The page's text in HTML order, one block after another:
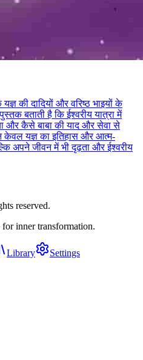
की दादियों और वरिष्ठ भाइयों के
बताती है कि ईश्वरीय यात्रा में
और कैसे बाबा की याद और सेवा से
केवल यज्ञ का इतिहास और आत्म-
अपने जीवन में भी दृढ़ता और ईश्वरीय
reserved.
inner transformation.
Library Settings